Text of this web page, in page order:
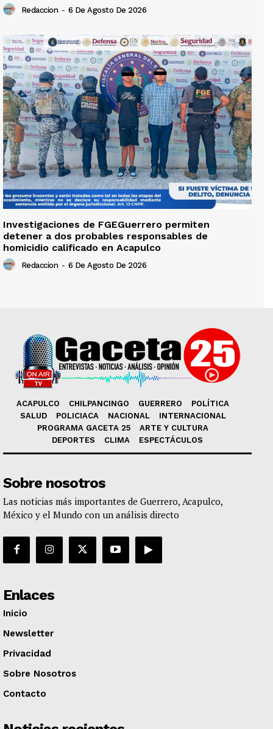
Redaccion - 6 De Agosto De 2026
Investigaciones de FGEGuerrero permiten
detener a dos probables responsables de
homicidio calificado en Acapulco
Redaccion - 6 De Agosto De 2026
ACAPULCO CHILPANCINGO GUERRERO
POLÍTICA
SALUD
POLICIACA NACIONAL
INTERNACIONAL
PROGRAMA GACETA 25
ARTE Y CULTURA
DEPORTES
CLIMA ESPECTÁCULOS
Sobre nosotros
Las noticias más importantes de Guerrero, Acapulco,
México y el Mundo con un análisis directo
Enlaces
Inicio
Newsletter
Privacidad
Sobre Nosotros
Contacto